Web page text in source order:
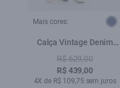
Mais cores:
Calça Vintage Denim
Wide Leg Lav. Escuro
R$ 629,00
R$ 439,00
4X de R$ 109,75 sem juros